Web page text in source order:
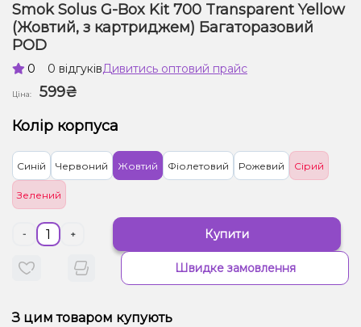
Smok Solus G-Box Kit 700 Transparent Yellow
(Жовтий, з картриджем) Багаторазовий
POD
0 0 відгуківДивитись оптовий прайс
Ціна:
599₴
Колір корпуса
Синій Червоний Жовтий Фіолетовий Рожевий Сірий
Зелений
- + Купити
Швидке замовлення
З цим товаром купують